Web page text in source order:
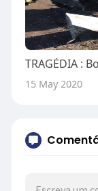
15 May 2020